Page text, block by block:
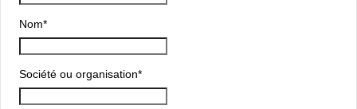
Nom*
Société ou organisation*